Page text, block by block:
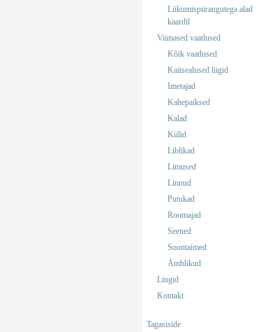
Liikumispiirangutega alad
kaardil
Viimased vaatlused
Kõik vaatlused
Kaitsealused liigid
Imetajad
Kahepaiksed
Kalad
Kiilid
Liblikad
Limused
Linnud
Putukad
Roomajad
Seened
Soontaimed
Ämblikud
Lingid
Kontakt
Tagasiside